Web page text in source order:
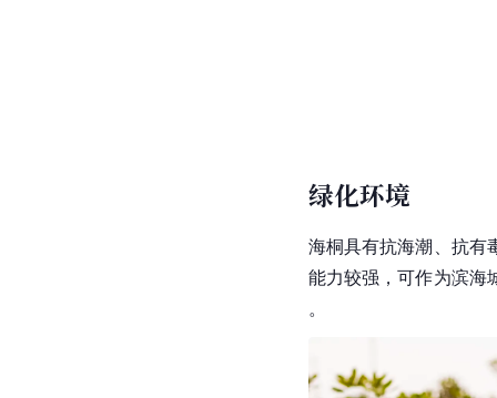
绿化环境
海桐具有抗海潮、抗有
能力较强，可作为滨海
。